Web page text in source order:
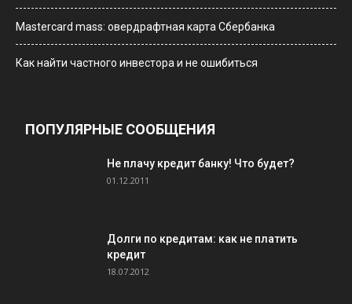
Мastercard mass: овердрафтная карта Сбербанка
Как найти частного инвестора и не ошибиться
ПОПУЛЯРНЫЕ СООБЩЕНИЯ
Не плачу кредит банку! Что будет?
01.12.2011
Долги по кредитам: как не платить
кредит
18.07.2012